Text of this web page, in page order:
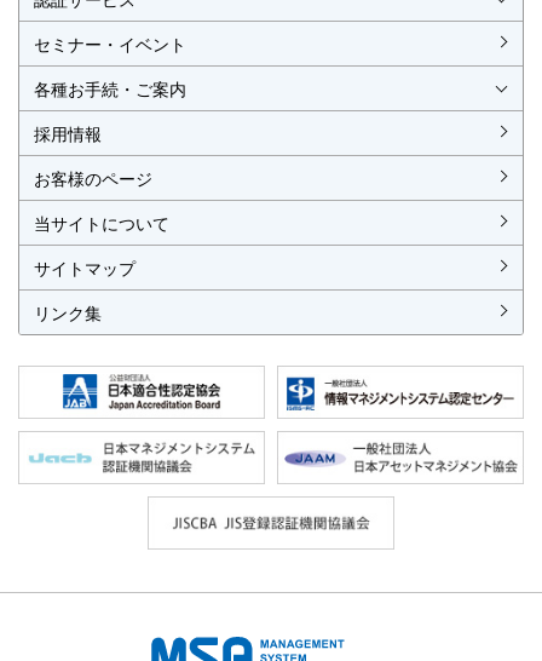
ISO認証（マネジメントシステム）
ISO 9001 （品質）
ISO 14001（環境）
ISO 55001（アセット）
ISO 45001（労働安全衛生）
ISO 27001（情報セキュリティ）
MSAの審査認証
ISOとは？
JIS製品認証
JIS製品認証の手続き
認証リスト
セミナー・イベント
各種お手続・ご案内
採用情報
お客様のページ
当サイトについて
サイトマップ
リンク集